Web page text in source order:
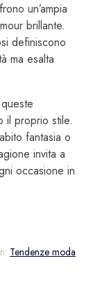
un’ampia
brillante.
definiscono
ma esalta
il proprio stile.
fantasia o
invita a
occasione in
Tendenze moda